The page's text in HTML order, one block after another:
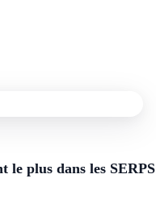
le plus dans les SERPS